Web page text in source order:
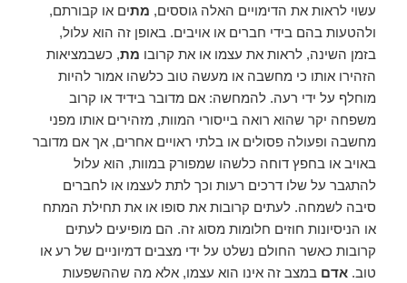
עשוי לראות את הדימויים האלה גוססים, מתים או קבורתם,
ולהטעות בהם בידי חברים או אויבים. באופן זה הוא עלול,
בזמן השינה, לראות את עצמו או את קרובו מת, כשבמציאות
הזהירו אותו כי מחשבה או מעשה טוב כלשהו אמור להיות
מוחלף על ידי רעה. להמחשה: אם מדובר בידיד או קרוב
משפחה יקר שהוא רואה בייסורי המוות, מזהירים אותו מפני
מחשבה ופעולה פסולים או בלתי ראויים אחרים, אך אם מדובר
באויב או בחפץ דוחה כלשהו שמפורק במוות, הוא עלול
להתגבר על שלו דרכים רעות וכך לתת לעצמו או לחברים
סיבה לשמחה. לעתים קרובות את סופו או את תחילת המתח
או הניסיונות חוזים חלומות מסוג זה. הם מופיעים לעתים
קרובות כאשר החולם נשלט על ידי מצבים דמיוניים של רע או
טוב.אדם במצב זה אינו הוא עצמו, אלא מה שההשפעות